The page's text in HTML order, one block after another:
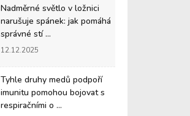
Nadměrné světlo v ložnici
narušuje spánek: jak pomáhá
správné stí ...
12.12.2025
Tyhle druhy medů podpoří
imunitu pomohou bojovat s
respiračními o ...